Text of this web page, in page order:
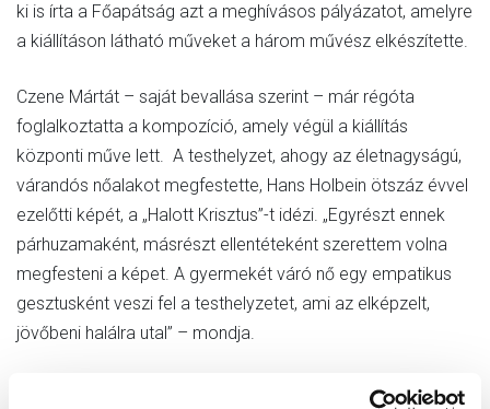
ki is írta a Főapátság azt a meghívásos pályázatot, amelyre
a kiállításon látható műveket a három művész elkészítette.
Czene Mártát – saját bevallása szerint – már régóta
foglalkoztatta a kompozíció, amely végül a kiállítás
központi műve lett. A testhelyzet, ahogy az életnagyságú,
várandós nőalakot megfestette, Hans Holbein ötszáz évvel
ezelőtti képét, a „Halott Krisztus”-t idézi. „Egyrészt ennek
párhuzamaként, másrészt ellentéteként szerettem volna
megfesteni a képet. A gyermekét váró nő egy empatikus
gesztusként veszi fel a testhelyzetet, ami az elképzelt,
jövőbeni halálra utal” – mondja.
Az alkotó nagyon örült a felkérésnek, és lehetőséget látott